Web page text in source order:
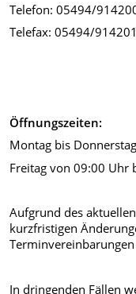
Telefon: 05494/
Telefax: 05494/
Öffnungszeiten:
Montag bis
Freitag von 09:00 Uhr
Aufgrund des
kurzfristigen
In dringenden Fällen